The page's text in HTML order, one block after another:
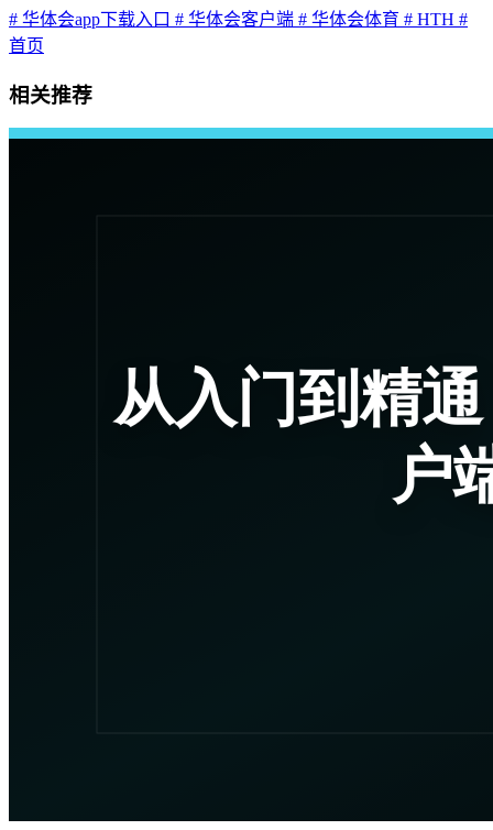
# 华体会app下载入口 # 华体会客户端 # 华体会体育 # HTH #
首页
相关推荐